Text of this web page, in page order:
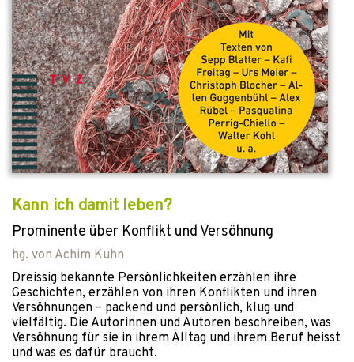
Kann ich damit leben?
Prominente über Konflikt und Versöhnung
hg. von Achim Kuhn
Dreissig bekannte Persönlichkeiten erzählen ihre
Geschichten, erzählen von ihren Konflikten und ihren
Versöhnungen – packend und persönlich, klug und
vielfältig. Die Autorinnen und Autoren beschreiben, was
Versöhnung für sie in ihrem Alltag und ihrem Beruf heisst
und was es dafür braucht.